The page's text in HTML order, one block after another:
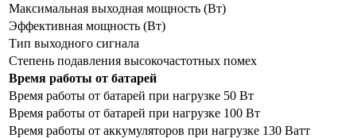
Максимальная выходная мощность (Вт)
Эффективная мощность (Вт)
Тип выходного сигнала
Степень подавления высокочастотных помех
Время работы от батарей
Время работы от батарей при нагрузке 50 Вт
Время работы от батарей при нагрузке 100 Вт
Время работы от аккумуляторов при нагрузке 130 Ватт